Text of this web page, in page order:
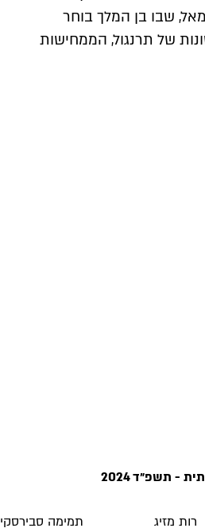
שבו בן המלך בוחר
של תרנגול, הממחישות
- תשפ״ד 2024
רות מזיג תמימה סבירסקי